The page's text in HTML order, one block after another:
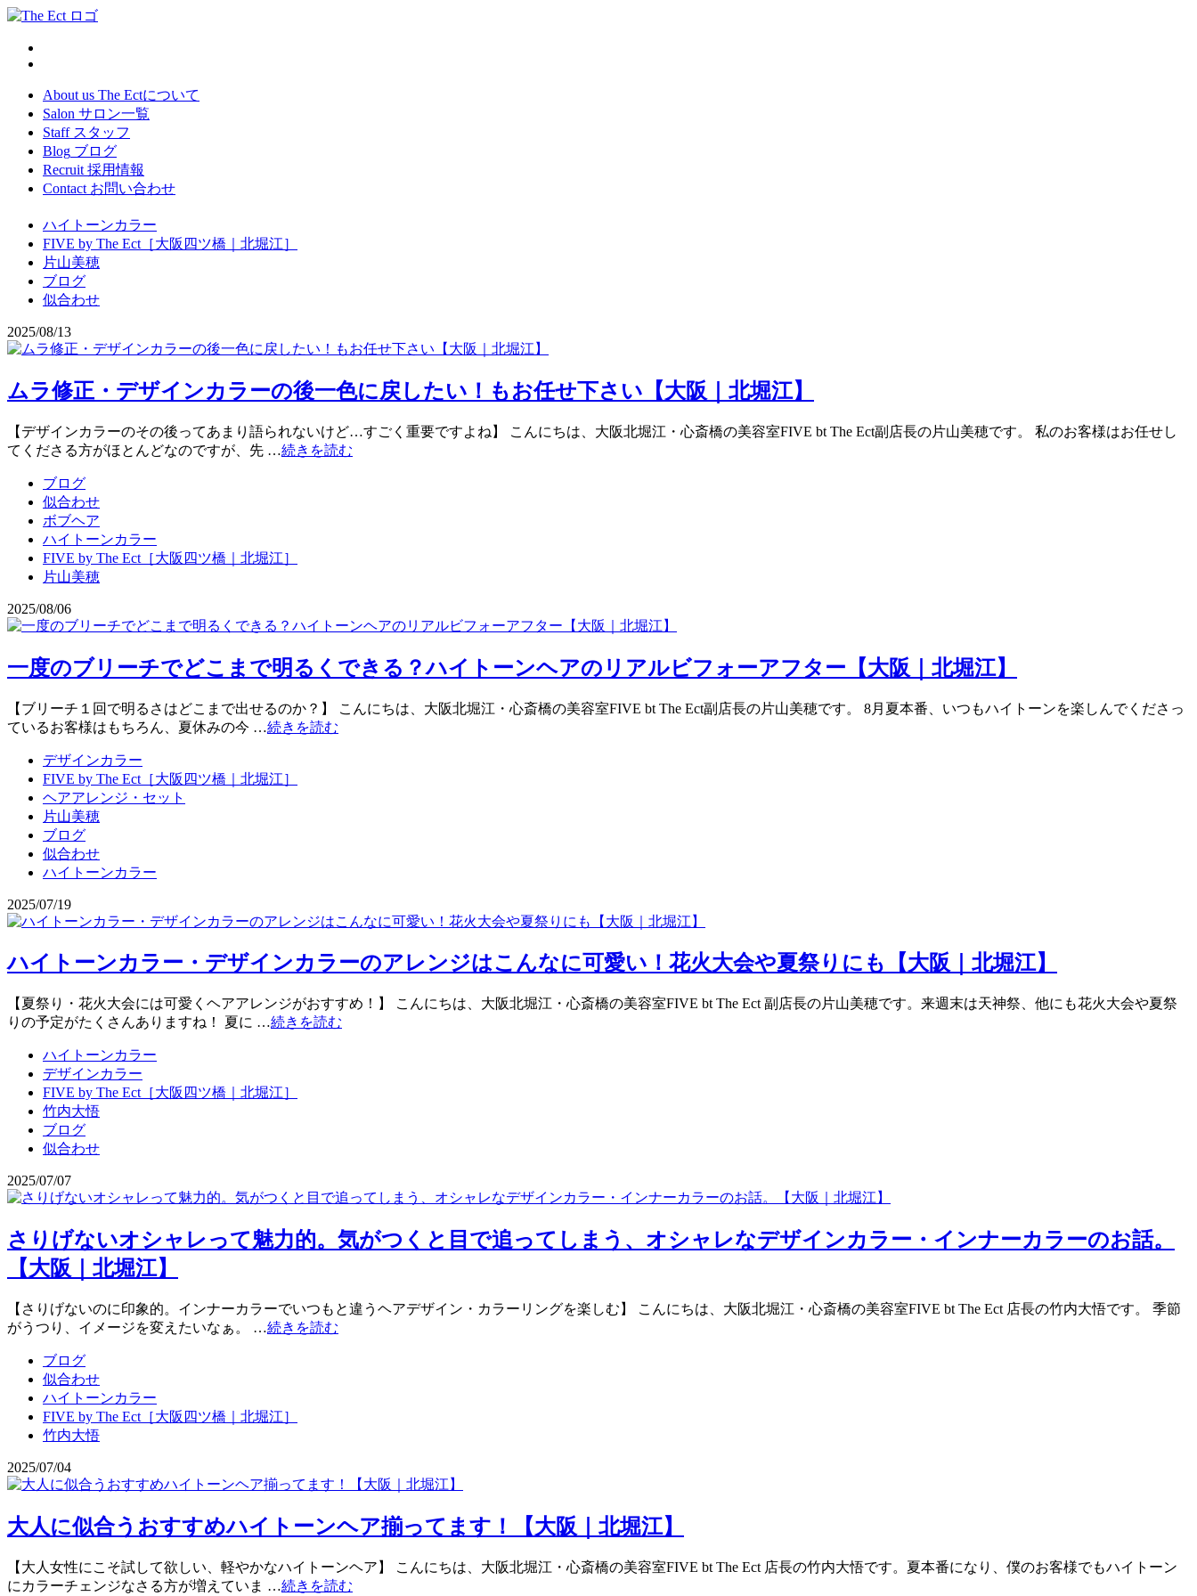
About us The Ectについて
Salon サロン一覧
Staff スタッフ
Blog ブログ
Recruit 採用情報
Contact お問い合わせ
ハイトーンカラー
FIVE by The Ect［大阪四ツ橋｜北堀江］
片山美穂
ブログ
似合わせ
2025/08/13
ムラ修正・デザインカラーの後一色に戻したい！もお任せ下さい【大阪｜北堀江】
【デザインカラーのその後ってあまり語られないけど…すごく重要ですよね】 こんにちは、大阪北堀江・心斎橋の美容室FIVE bt The Ect副店長の片山美穂です。 私のお客様はお任せし
てくださる方がほとんどなのですが、先 …続きを読む
ブログ
似合わせ
ボブヘア
ハイトーンカラー
FIVE by The Ect［大阪四ツ橋｜北堀江］
片山美穂
2025/08/06
一度のブリーチでどこまで明るくできる？ハイトーンヘアのリアルビフォーアフター【大阪｜北堀江】
【ブリーチ１回で明るさはどこまで出せるのか？】 こんにちは、大阪北堀江・心斎橋の美容室FIVE bt The Ect副店長の片山美穂です。 8月夏本番、いつもハイトーンを楽しんでくださっ
ているお客様はもちろん、夏休みの今 …続きを読む
デザインカラー
FIVE by The Ect［大阪四ツ橋｜北堀江］
ヘアアレンジ・セット
片山美穂
ブログ
似合わせ
ハイトーンカラー
2025/07/19
ハイトーンカラー・デザインカラーのアレンジはこんなに可愛い！花火大会や夏祭りにも【大阪｜北堀江】
【夏祭り・花火大会には可愛くヘアアレンジがおすすめ！】 こんにちは、大阪北堀江・心斎橋の美容室FIVE bt The Ect 副店長の片山美穂です。来週末は天神祭、他にも花火大会や夏祭
りの予定がたくさんありますね！ 夏に …続きを読む
ハイトーンカラー
デザインカラー
FIVE by The Ect［大阪四ツ橋｜北堀江］
竹内大悟
ブログ
似合わせ
2025/07/07
さりげないオシャレって魅力的。気がつくと目で追ってしまう、オシャレなデザインカラー・インナーカラーのお話。
【大阪｜北堀江】
【さりげないのに印象的。インナーカラーでいつもと違うヘアデザイン・カラーリングを楽しむ】 こんにちは、大阪北堀江・心斎橋の美容室FIVE bt The Ect 店長の竹内大悟です。 季節
がうつり、イメージを変えたいなぁ。 …続きを読む
ブログ
似合わせ
ハイトーンカラー
FIVE by The Ect［大阪四ツ橋｜北堀江］
竹内大悟
2025/07/04
大人に似合うおすすめハイトーンヘア揃ってます！【大阪｜北堀江】
【大人女性にこそ試して欲しい、軽やかなハイトーンヘア】 こんにちは、大阪北堀江・心斎橋の美容室FIVE bt The Ect 店長の竹内大悟です。夏本番になり、僕のお客様でもハイトーン
にカラーチェンジなさる方が増えていま …続きを読む